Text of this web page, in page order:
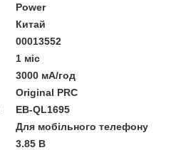
Power
Китай
00013552
1 міс
3000 мА/год
Original PRC
EB-QL1695
Для мобільного телефону
3.85 В